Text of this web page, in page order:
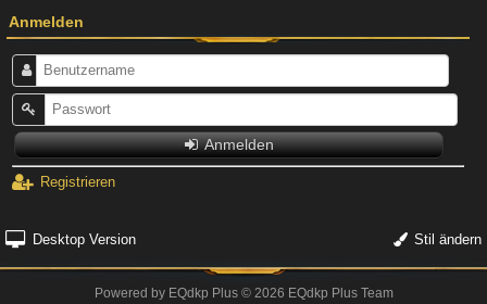
Anmelden
Anmelden
Registrieren
Desktop Version Stil ändern
Powered by EQdkp Plus© 2026 EQdkp Plus Team